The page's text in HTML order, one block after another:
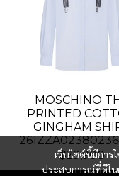
MOSCHINO
PRINTED
GINGHAM
฿29,900
เว็บไซต์นี้มีการ
ประสบการณ์ที่ดีใน